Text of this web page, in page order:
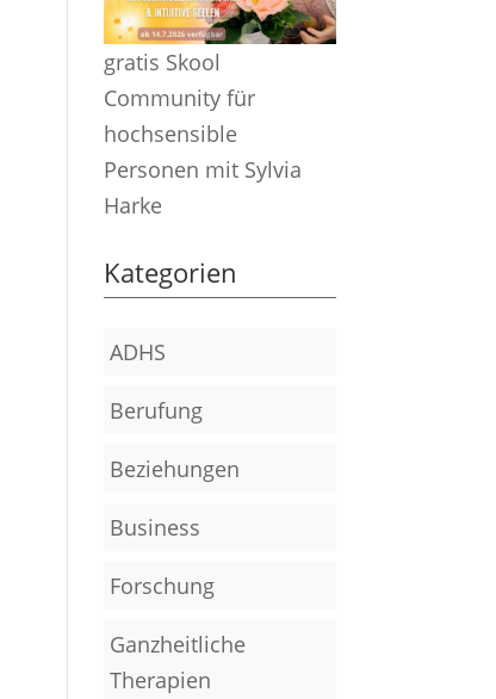
gratis Skool
Community für
hochsensible
Personen mit Sylvia
Harke
Kategorien
ADHS
Berufung
Beziehungen
Business
Forschung
Ganzheitliche
Therapien